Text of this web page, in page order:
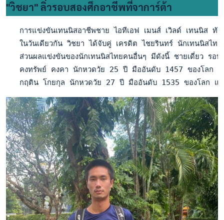
"วิชยา" ลิ่วรอบสองศึกอาชีพที่จาการ์ต้า
การแข่งขันเทนนิสอาชีพชาย ไอทีเอฟ เมนส์ เวิลด์ เทนนิส ทั
ในวันเดียวกัน วิชยา ได้จับคู่ เครดิต ไชยรินทร์ นักเทนนิสไท
ส่วนผลแข่งขันของนักเทนนิสไทยคนอื่นๆ มีดังนี้ ชายเดี่ยว ร
คงทรัพย์ คงคา นักหวดวัย 25 ปี มืออันดับ 1457 ของโลก
กฤติน โกยกุล นักหวดวัย 27 ปี มืออันดับ 1535 ของโลก แ